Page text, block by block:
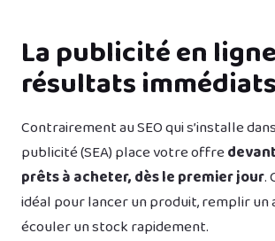
La publicité en
résultats immédiats
Contrairement au SEO qui s’installe
publicité (SEA) place votre offre
prêts à acheter, dès le premier jour.
idéal pour lancer un produit, remplir un
écouler un stock rapidement.